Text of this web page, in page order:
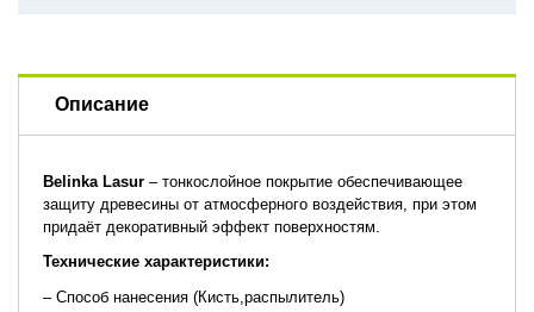
Описание
Belinka Lasur – тонкослойное покрытие обеспечивающее
защиту древесины от атмосферного воздействия, при этом
придаёт декоративный эффект поверхностям.
Технические характеристики:
– Способ нанесения (Кисть,распылитель)